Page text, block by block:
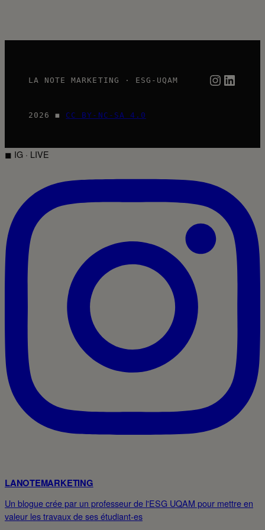
LA NOTE MARKETING · ESG-UQAM
2026 ◼ CC BY-NC-SA 4.0
◼ IG · LIVE
LANOTEMARKETING
Un blogue crée par un professeur de l'ESG UQAM pour mettre en
valeur les travaux de ses étudiant-es